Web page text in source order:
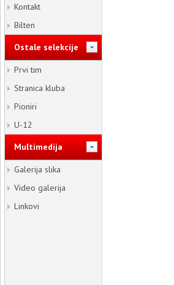
Kontakt
Bilten
Ostale selekcije
Prvi tim
Stranica kluba
Pioniri
U-12
Multimedija
Galerija slika
Video galerija
Linkovi